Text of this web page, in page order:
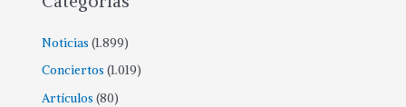
Noticias (1.899)
Conciertos (1.019)
Artículos (80)